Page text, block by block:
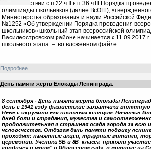
В соответствии с п.22 ч.II и п.36 ч.III
Порядка
олимпиады школьников (далее ВсОШ),
Министерства образования и науки Российской
№1252 «Об утверждении Порядка проведения
школьников» школьный этап всероссийской
Василеостровском районе начинается с 11.09.2017 г.
школьного этапа – во вложенном файле.
Подробнее
День памяти жертв Блокады Ленинграда.
8 сентября - День памяти жертв блокады
день в 1941 году фашистские захватчики
Неве и окружили его плотным кольцом. Началась
дней боли и страдания, мужества и
продолжительная и страшная осада города за всю
человечества. Отдавая дань памяти подвигу
проходят: памятные акции, траурные митинги,
церемонии. Ученики 5Б и 8В класса приняли
гордимся и чтим" в Яблоневом саду, в митинге на